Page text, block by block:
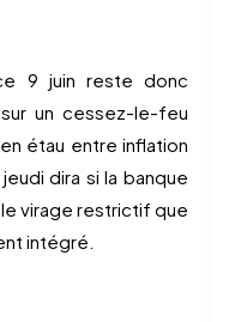
9 juin reste donc
un cessez-le-feu
étau entre inflation
dira si la banque
virage restrictif que
intégré.